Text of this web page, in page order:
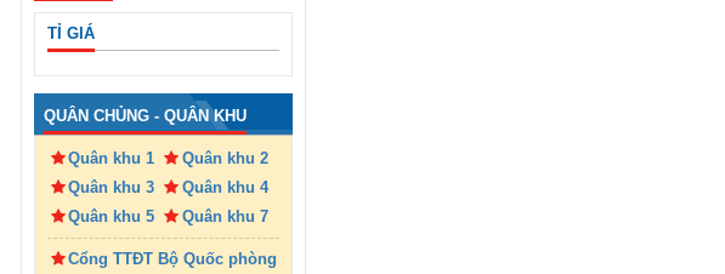
TỈ GIÁ
QUÂN CHỦNG - QUÂN KHU
Quân khu 1
Quân khu 2
Quân khu 3
Quân khu 4
Quân khu 5
Quân khu 7
Cổng TTĐT Bộ Quốc phòng